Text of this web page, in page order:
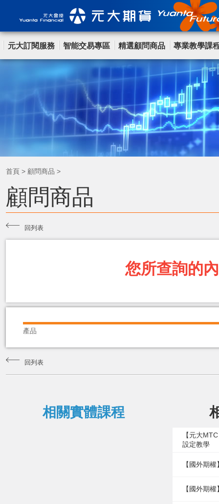
元大訂閱服務 智能交易專區 精選顧問商品 專業教學課
首頁 > 顧問商品 >
顧問商品
回列表
您所查詢的
產品
回列表
相關實體課程
【元大
設定教學
【國外期
【國外期